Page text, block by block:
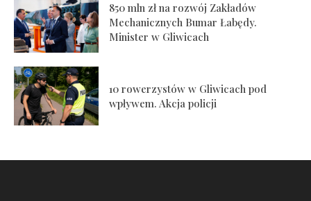
850 mln zł na rozwój Zakładów
Mechanicznych Bumar Łabędy.
Minister w Gliwicach
10 rowerzystów w Gliwicach pod
wpływem. Akcja policji